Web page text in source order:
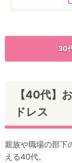
30
【40代】
ドレス
親族や職場の部下
える40代。